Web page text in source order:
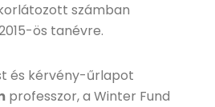
számban
ös tanévre.
és kérvény-űrlapot
professzor, a Winter Fund